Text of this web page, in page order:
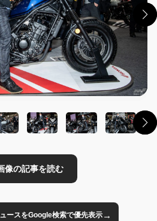
事を読む
ースをGoogle検索で優先表示→